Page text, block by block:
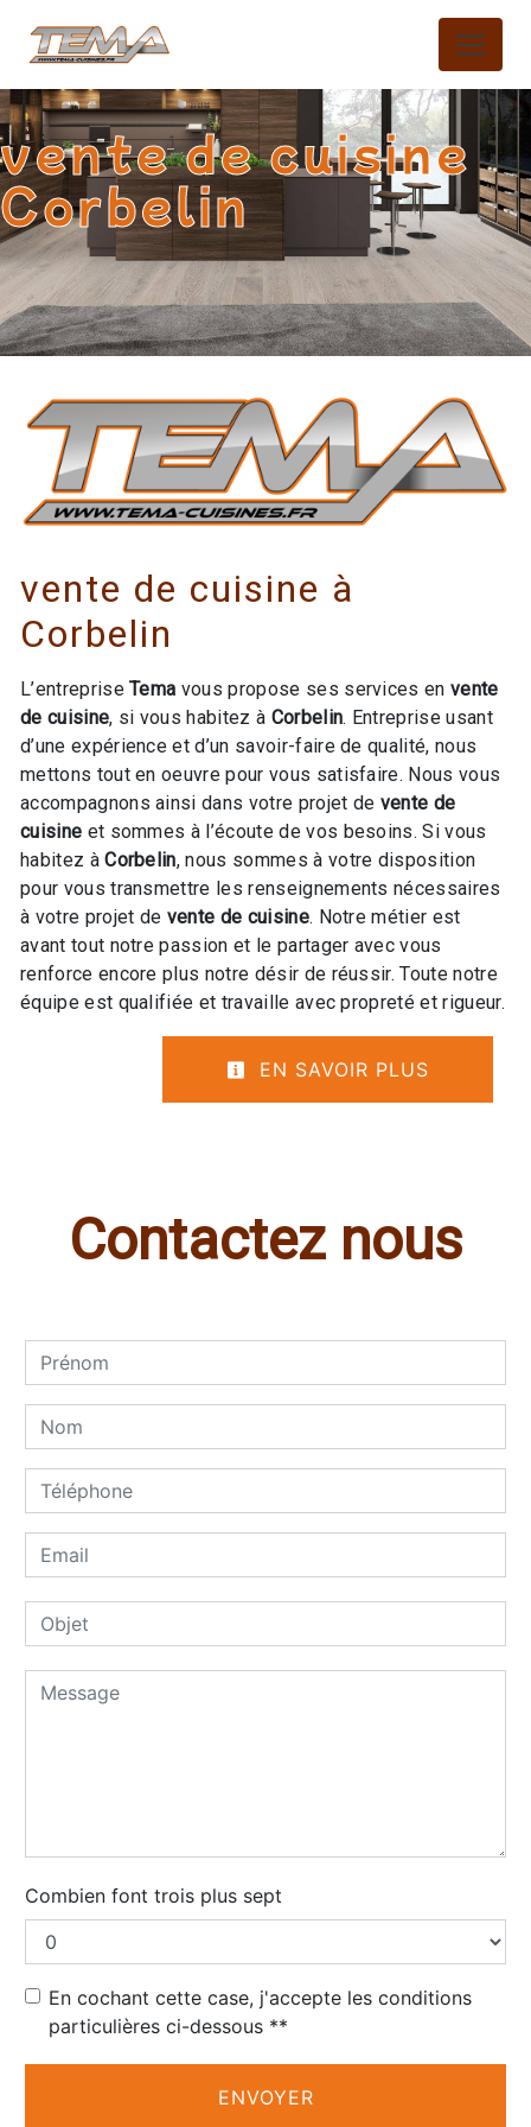
vente de cuisine
Corbelin
vente de cuisine à
Corbelin
L’entrepriseTema vous propose ses services envente
de cuisine, si vous habitez à Corbelin. Entreprise usant
d’une expérience et d’un savoir-faire de qualité, nous
mettons tout en oeuvre pour vous satisfaire. Nous vous
accompagnons ainsi dans votre projet de vente de
cuisine et sommes à l’écoute de vos besoins. Si vous
habitez àCorbelin, nous sommes à votre disposition
pour vous transmettre les renseignements nécessaires
à votre projet de vente de cuisine. Notre métier est
avant tout notre passion et le partager avec vous
renforce encore plus notre désir de réussir. Toute notre
équipe est qualifiée et travaille avec propreté et rigueur.
EN SAVOIR PLUS
Contactez nous
Combien font trois plus sept
En cochant cette case, j'accepte les conditions
particulières ci-dessous **
ENVOYER